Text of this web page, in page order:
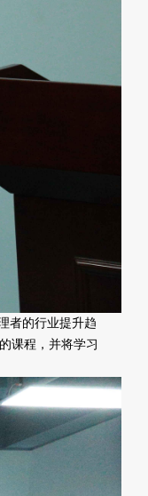
者的行业提升趋
课程，并将学习